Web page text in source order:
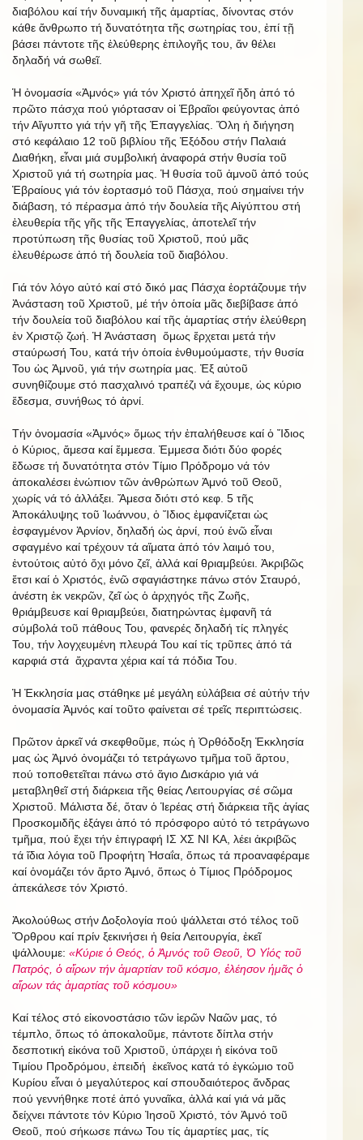
διαβόλου καί τήν δυναμική τῆς ἁμαρτίας, δίνοντας στόν
κάθε ἄνθρωπο τή δυνατότητα τῆς σωτηρίας του, ἐπί τῇ
βάσει πάντοτε τῆς ἐλεύθερης ἐπιλογῆς του, ἄν θέλει
δηλαδή νά σωθεῖ.
Ἡ ὀνομασία «Ἀμνός» γιά τόν Χριστό ἀπηχεῖ ἤδη ἀπό τό
πρῶτο πάσχα πού γιόρτασαν οἱ Ἑβραῖοι φεύγοντας ἀπό
τήν Αἴγυπτο γιά τήν γῆ τῆς Ἐπαγγελίας. Ὅλη ἡ διήγηση
στό κεφάλαιο 12 τοῦ βιβλίου τῆς Ἐξόδου στήν Παλαιά
Διαθήκη, εἶναι μιά συμβολική ἀναφορά στήν θυσία τοῦ
Χριστοῦ γιά τή σωτηρία μας. Ἡ θυσία τοῦ ἀμνοῦ ἀπό τούς
Ἑβραίους γιά τόν ἑορτασμό τοῦ Πάσχα, πού σημαίνει τήν
διάβαση, τό πέρασμα ἀπό τήν δουλεία τῆς Αἰγύπτου στή
ἐλευθερία τῆς γῆς τῆς Ἐπαγγελίας, ἀποτελεῖ τήν
προτύπωση τῆς θυσίας τοῦ Χριστοῦ, πού μᾶς
ἐλευθέρωσε ἀπό τή δουλεία τοῦ διαβόλου.
Γιά τόν λόγο αὐτό καί στό δικό μας Πάσχα ἑορτάζουμε τήν
Ἀνάσταση τοῦ Χριστοῦ, μέ τήν ὁποία μᾶς διεβίβασε ἀπό
τήν δουλεία τοῦ διαβόλου καί τῆς ἁμαρτίας στήν ἐλεύθερη
ἐν Χριστῷ ζωή. Ἡ Ἀνάσταση ὅμως ἔρχεται μετά τήν
σταύρωσή Του, κατά τήν ὁποία ἐνθυμούμαστε, τήν θυσία
Του ὡς Ἀμνοῦ, γιά τήν σωτηρία μας. Ἐξ αὐτοῦ
συνηθίζουμε στό πασχαλινό τραπέζι νά ἔχουμε, ὡς κύριο
ἔδεσμα, συνήθως τό ἀρνί.
Τήν ὀνομασία «Ἀμνός» ὅμως τήν ἐπαλήθευσε καί ὁ Ἴδιος
ὁ Κύριος, ἄμεσα καί ἔμμεσα. Ἐμμεσα διότι δύο φορές
ἔδωσε τή δυνατότητα στόν Τίμιο Πρόδρομο νά τόν
ἀποκαλέσει ἐνώπιον τῶν ἀνθρώπων Ἀμνό τοῦ Θεοῦ,
χωρίς νά τό ἀλλάξει. Ἄμεσα διότι στό κεφ. 5 τῆς
Ἀποκάλυψης τοῦ Ἰωάννου, ὁ Ἴδιος ἐμφανίζεται ὡς
ἐσφαγμένον Ἀρνίον, δηλαδή ὡς ἀρνί, πού ἐνῶ εἶναι
σφαγμένο καί τρέχουν τά αἵματα ἀπό τόν λαιμό του,
ἐντούτοις αὐτό ὄχι μόνο ζεῖ, ἀλλά καί θριαμβεύει. Ἀκριβῶς
ἔτσι καί ὁ Χριστός, ἐνῶ σφαγιάστηκε πάνω στόν Σταυρό,
ἀνέστη ἐκ νεκρῶν, ζεῖ ὡς ὁ ἀρχηγός τῆς Ζωῆς,
θριάμβευσε καί θριαμβεύει, διατηρώντας ἐμφανῆ τά
σύμβολά τοῦ πάθους Του, φανερές δηλαδή τίς πληγές
Του, τήν λογχευμένη πλευρά Του καί τίς τρῦπες ἀπό τά
καρφιά στά ἄχραντα χέρια καί τά πόδια Του.
Ἡ Ἐκκλησία μας στάθηκε μέ μεγάλη εὐλάβεια σέ αὐτήν τήν
ὀνομασία Ἀμνός καί τοῦτο φαίνεται σέ τρεῖς περιπτώσεις.
Πρῶτον ἀρκεῖ νά σκεφθοῦμε, πώς ἡ Ὀρθόδοξη Ἐκκλησία
μας ὡς Ἀμνό ὀνομάζει τό τετράγωνο τμῆμα τοῦ ἄρτου,
πού τοποθετεῖται πάνω στό ἅγιο Δισκάριο γιά νά
μεταβληθεῖ στή διάρκεια τῆς θείας Λειτουργίας σέ σῶμα
Χριστοῦ. Μάλιστα δέ, ὅταν ὁ Ἱερέας στή διάρκεια τῆς ἁγίας
Προσκομιδῆς ἐξάγει ἀπό τό πρόσφορο αὐτό τό τετράγωνο
τμῆμα, πού ἔχει τήν ἐπιγραφή ΙΣ ΧΣ ΝΙ ΚΑ, λέει ἀκριβῶς
τά ἴδια λόγια τοῦ Προφήτη Ἠσαΐα, ὅπως τά προαναφέραμε
καί ὀνομάζει τόν ἄρτο Ἀμνό, ὅπως ὁ Τίμιος Πρόδρομος
ἀπεκάλεσε τόν Χριστό.
Ἀκολούθως στήν Δοξολογία πού ψάλλεται στό τέλος τοῦ
Ὄρθρου καί πρίν ξεκινήσει ἡ θεία Λειτουργία, ἐκεῖ
ψάλλουμε: «Κύριε ὁ Θεός, ὁ Ἀμνός τοῦ Θεοῦ, Ὁ Υἱός τοῦ
Πατρός, ὁ αἵρων τήν ἁμαρτίαν τοῦ κόσμο, ἐλέησον ἡμᾶς ὁ
αἵρων τάς ἁμαρτίας τοῦ κόσμου»
Καί τέλος στό εἰκονοστάσιο τῶν ἱερῶν Ναῶν μας, τό
τέμπλο, ὅπως τό ἀποκαλοῦμε, πάντοτε δίπλα στήν
δεσποτική εἰκόνα τοῦ Χριστοῦ, ὑπάρχει ἡ εἰκόνα τοῦ
Τιμίου Προδρόμου, ἐπειδή ἐκεῖνος κατά τό ἐγκώμιο τοῦ
Κυρίου εἶναι ὁ μεγαλύτερος καί σπουδαιότερος ἄνδρας
πού γεννήθηκε ποτέ ἀπό γυναῖκα, ἀλλά καί γιά νά μᾶς
δείχνει πάντοτε τόν Κύριο Ἰησοῦ Χριστό, τόν Ἀμνό τοῦ
Θεοῦ, πού σήκωσε πάνω Του τίς ἁμαρτίες μας, τίς